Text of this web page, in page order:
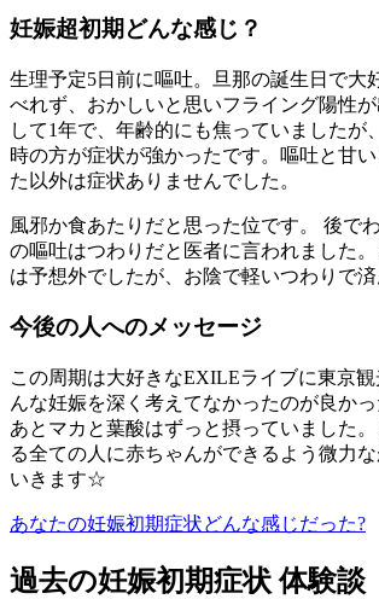
妊娠超初期どんな感じ？
生理予定5日前に嘔吐。旦那の誕生日で大
べれず、おかしいと思いフライング陽性
して1年で、年齢的にも焦っていましたが
時の方が症状が強かったです。嘔吐と甘
た以外は症状ありませんでした。
風邪か食あたりだと思った位です。 後で
の嘔吐はつわりだと医者に言われました
は予想外でしたが、お陰で軽いつわりで済
今後の人へのメッセージ
この周期は大好きなEXILEライブに東京
んな妊娠を深く考えてなかったのが良かっ
あとマカと葉酸はずっと摂っていました
る全ての人に赤ちゃんができるよう微力
いきます☆
あなたの妊娠初期症状どんな感じだった?
過去の妊娠初期症状 体験談